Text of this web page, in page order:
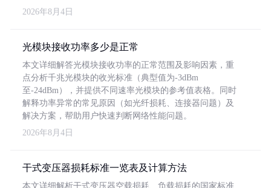
2026年8月4日
光模块接收功率多少是正常
本文详细解答光模块接收功率的正常范围及影响因素，重
点分析千兆光模块的收光标准（典型值为-3dBm
至-24dBm），并提供不同速率光模块的参考值表格。同时
解释功率异常的常见原因（如光纤损耗、连接器问题）及
解决方案，帮助用户快速判断网络性能问题。
2026年8月4日
干式变压器损耗标准一览表及计算方法
本文详细解析干式变压器空载损耗、负载损耗的国家标准